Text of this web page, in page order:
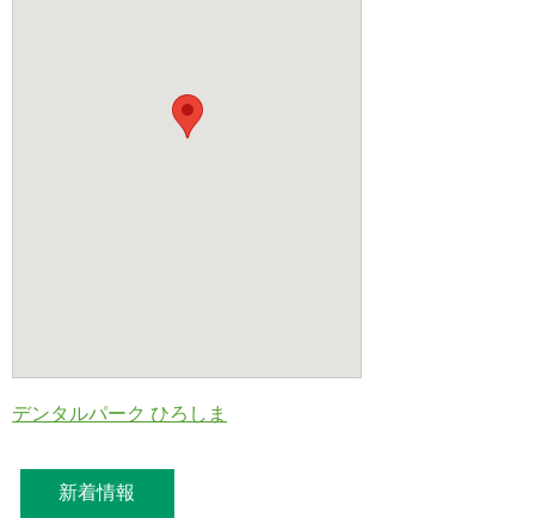
デンタルパーク ひろしま
新着情報